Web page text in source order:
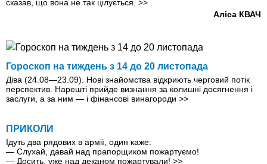
сказав, що вона не так цілується. >>
Аліса КВАЧ
Гороскоп на тиждень з 14 до 20 листопада
Діва (24.08—23.09). Нові знайомства відкриють черговий потік
перспектив. Нарешті прийде визнання за колишні досягнення і
заслуги, а за ним — i фiнансовi винагороди >>
ПРИКОЛИ
Ідуть два рядових в армії, один каже:
— Слухай, давай над прапорщиком пожартуємо!
— Досить, уже над деканом пожартували! >>